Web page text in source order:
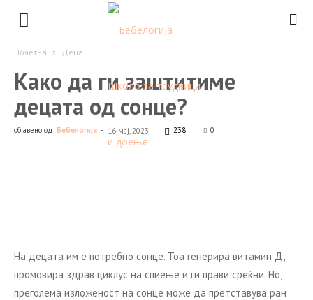
Почетна Деца
Како да ги заштитиме
децата од сонце?
објавено од Бебелогија - 16 мај, 2023 238 0
На децата им е потребно сонце. Тоа генерира витамин Д,
промовира здрав циклус на спиење и ги прави среќни. Но,
преголема изложеност на сонце може да претставува ран